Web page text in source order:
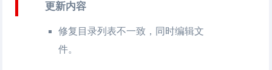
更新内容
修复目录列表不一致，同时编辑文
件。